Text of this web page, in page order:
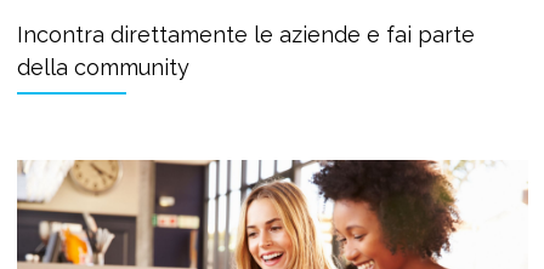
Incontra direttamente le aziende e fai parte
della community